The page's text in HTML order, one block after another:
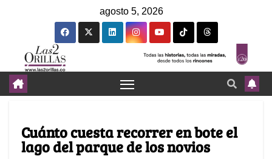
agosto 5, 2026
Cuánto cuesta recorrer en bote el
lago del parque de los novios